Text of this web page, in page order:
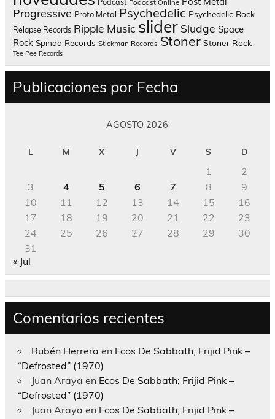
Podcast Online
Progressive Proto Metal Psychedelic Psychedelic Rock
Relapse Records Ripple Music slider Sludge Space
Rock Spinda Records Stickman Records Stoner Stoner Rock
Tee Pee Records
Publicaciones por Fecha
AGOSTO 2026
L M X J V S D
1
2
3
4 5 6 7 8
9
10
11 12 13 14 15
16
17
18 19 20 21 22
23
24
25 26 27 28 29
30
31
« Jul
Comentarios recientes
Rubén Herrera en Ecos De Sabbath; Frijid Pink –
“Defrosted” (1970)
Juan Araya en Ecos De Sabbath; Frijid Pink –
“Defrosted” (1970)
Juan Araya en Ecos De Sabbath; Frijid Pink –